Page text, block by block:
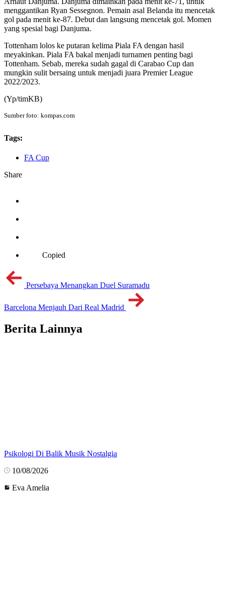
menggantikan Ryan Sessegnon. Pemain asal Belanda itu mencetak
gol pada menit ke-87. Debut dan langsung mencetak gol. Momen
yang spesial bagi Danjuma.
Tottenham lolos ke putaran kelima Piala FA dengan hasil
meyakinkan. Piala FA bakal menjadi turnamen penting bagi
Tottenham. Sebab, mereka sudah gagal di Carabao Cup dan
mungkin sulit bersaing untuk menjadi juara Premier League
2022/2023.
(Yp/timKB)
Sumber foto: kompas.com
Tags:
FA Cup
Share
Copied
Persebaya Menangkan Duel Suramadu
Barcelona Menjauh Dari Real Madrid
Berita Lainnya
Psikologi Di Balik Musik Nostalgia
10/08/2026
Eva Amelia